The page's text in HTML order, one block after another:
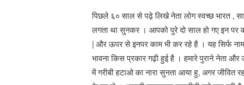
पिछले ६० साल से पढ़े लिखे नेता लोग स्वच्छ भारत ,
लगता था सुनकर । आपको पुरे दो साल हो गए इन
| और ऊपर से इनपर काम भी कर रहे है । यह सिर्फ
भावना किस प्रकार गढ़ी हुई है । हमारे पुराने नेता
में गरीबी हटाओ का नारा सुनता आया हु, अगर जीवित